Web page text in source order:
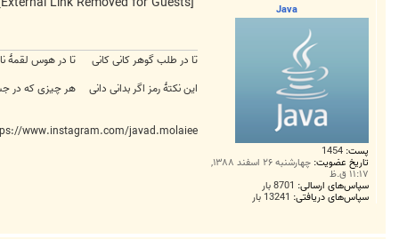
Java
پست: 1454
تاریخ عضویت: چهارشنبه ۲۶ اسفند ۱۳۸۸,
۱۱:۱۷ ق.ظ
سپاس‌های ارسالی: 8701 بار
سپاس‌های دریافتی: 13241 بار
تا در طلب گوهر کانی کانی تا در هوس لقمهٔ
این نکتهٔ رمز اگر بدانی دانی هر چیزی که در
www.instagram.com/javad.molaiee/